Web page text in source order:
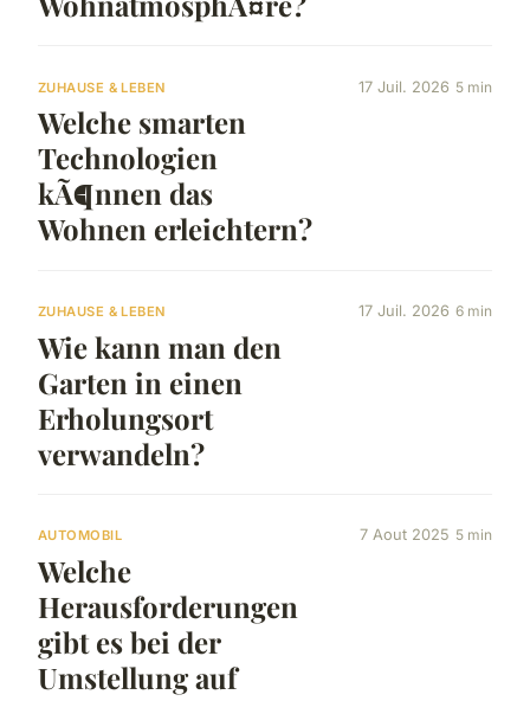
ZUHAUSE & LEBEN
Welche smarten
Technologien
kÃ¶nnen das
Wohnen erleichtern?
17 Juil. 2026 5 min
ZUHAUSE & LEBEN
Wie kann man den
Garten in einen
Erholungsort
verwandeln?
17 Juil. 2026 6 min
AUTOMOBIL
Welche
Herausforderungen
gibt es bei der
Umstellung auf
7 Aout 2025 5 min